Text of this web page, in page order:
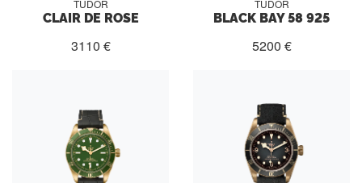
TUDOR
CLAIR DE ROSE
3110 €
TUDOR
BLACK BAY 58 925
5200 €